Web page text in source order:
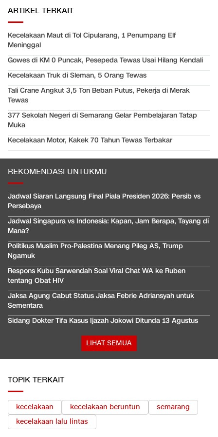
ARTIKEL TERKAIT
Kecelakaan Maut di Tol Cipularang, 1 Penumpang Elf
Meninggal
Gowes di KM 0 Puncak, Pesepeda Tewas Usai Hilang Kendali
Kecelakaan Truk di Sleman, 5 Orang Tewas
Tali Crane Angkut 3,5 Ton Beban Putus, Pekerja di Merak
Tewas
377 Sekolah Negeri di Semarang Gelar Pembelajaran Tatap
Muka
Kecelakaan Motor, Kakek 70 Tahun Tewas Terbakar
REKOMENDASI UNTUKMU
Jadwal Siaran Langsung Final Piala Presiden 2026: Persib vs
Persebaya
Jadwal Singapura vs Indonesia: Kapan, Jam Berapa, Tayang di
Mana?
Politikus Muslim Pro-Palestina Menang Pileg AS, Trump
Ngamuk
Respons Kubu Sarwendah Soal Viral Chat WA ke Ruben
tentang Obat HIV
Jaksa Agung Cabut Status Jaksa Febrie Adriansyah untuk
Sementara
Sidang Dokter Tifa Kasus Ijazah Jokowi Ditunda 13 Agustus
LIHAT SEMUA
TOPIK TERKAIT
kecelakaan kecelakaan beruntun
semarang
kecelakaan lalu lintas